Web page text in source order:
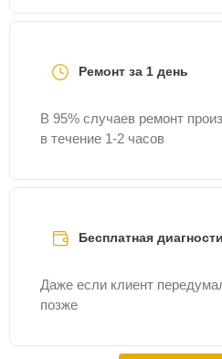
Ремонт за 1 день
В 95% случаев ремонт
в течение 1-2 часов
Бесплатная
Даже если клиент
позже